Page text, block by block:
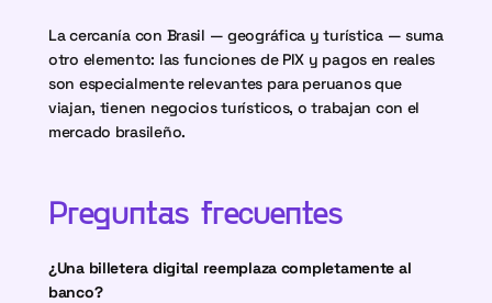
La cercanía con Brasil — geográfica y turística — suma
otro elemento: las funciones de PIX y pagos en reales
son especialmente relevantes para peruanos que
viajan, tienen negocios turísticos, o trabajan con el
mercado brasileño.
Preguntas frecuentes
¿Una billetera digital reemplaza completamente al
banco?